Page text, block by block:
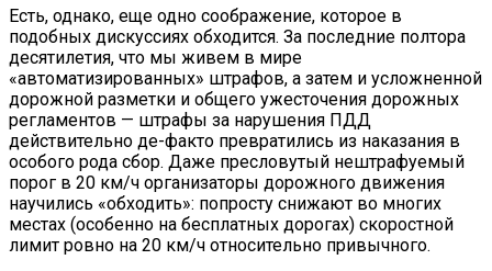
Есть, однако, еще одно соображение, которое в
подобных дискуссиях обходится. За последние полтора
десятилетия, что мы живем в мире
«автоматизированных» штрафов, а затем и усложненной
дорожной разметки и общего ужесточения дорожных
регламентов — штрафы за нарушения ПДД
действительно де-факто превратились из наказания в
особого рода сбор. Даже пресловутый нештрафуемый
порог в 20 км/ч организаторы дорожного движения
научились «обходить»: попросту снижают во многих
местах (особенно на бесплатных дорогах) скоростной
лимит ровно на 20 км/ч относительно привычного.